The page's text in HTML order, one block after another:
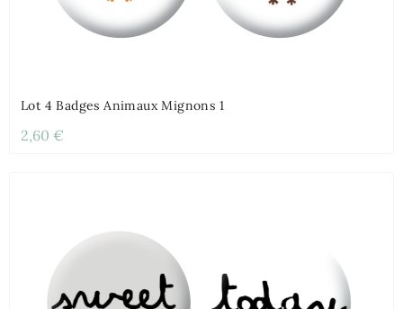
Lot 4 Badges Animaux Mignons 1
2,60 €